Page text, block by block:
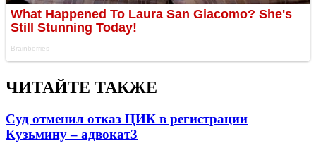
ЧИТАЙТЕ ТАКЖЕ
Суд отменил отказ ЦИК в регистрации
Кузьмину – адвокат3